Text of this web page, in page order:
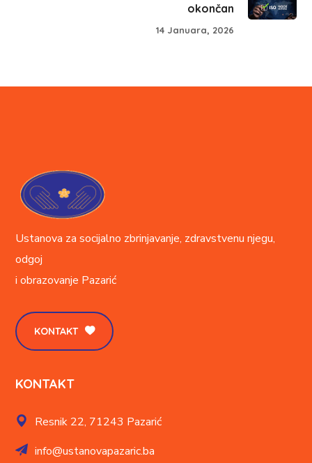
okončan
14 Januara, 2026
Ustanova za socijalno zbrinjavanje, zdravstvenu njegu,
odgoj
i obrazovanje Pazarić
KONTAKT
KONTAKT
Resnik 22, 71243 Pazarić
info@ustanovapazaric.ba